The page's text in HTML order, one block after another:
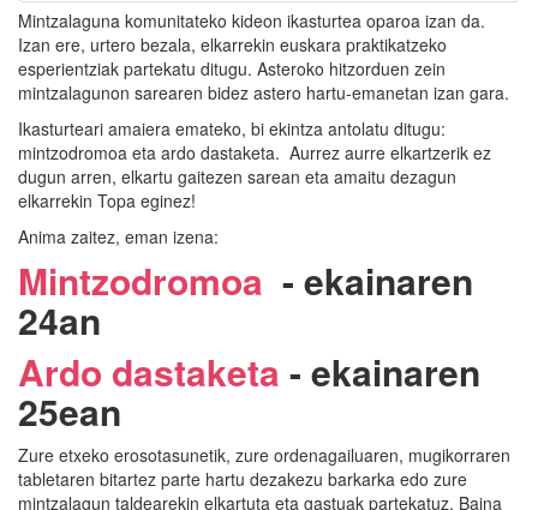
Mintzalaguna komunitateko kideon ikasturtea oparoa izan da.
Izan ere, urtero bezala, elkarrekin euskara praktikatzeko
esperientziak partekatu ditugu. Asteroko hitzorduen zein
mintzalagunon sarearen bidez astero hartu-emanetan izan gara.
Ikasturteari amaiera emateko, bi ekintza antolatu ditugu:
mintzodromoa eta ardo dastaketa. Aurrez aurre elkartzerik ez
dugun arren, elkartu gaitezen sarean eta amaitu dezagun
elkarrekin Topa eginez!
Anima zaitez, eman izena:
Mintzodromoa - ekainaren
24an
Ardo dastaketa - ekainaren
25ean
Zure etxeko erosotasunetik, zure ordenagailuaren, mugikorraren
tabletaren bitartez parte hartu dezakezu barkarka edo zure
mintzalagun taldearekin elkartuta eta gastuak partekatuz. Baina